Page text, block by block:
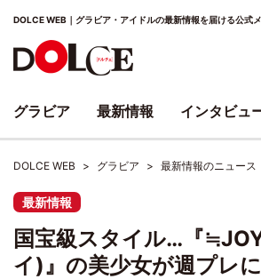
DOLCE WEB｜グラビア・アイドルの最新情報を届ける公式
DOLCE WEB グラビア 最新情報のニュース
最新情報
国宝級スタイル…『
イ)』の美少女が週プレ
グラビア 最新情報 インタビュ